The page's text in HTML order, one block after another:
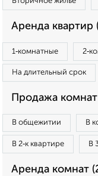
Аренда квартир
1‑комнатные
На длительный срок
Продажа комнат
В общежитии В
В 2‑к квартире В
Аренда комнат